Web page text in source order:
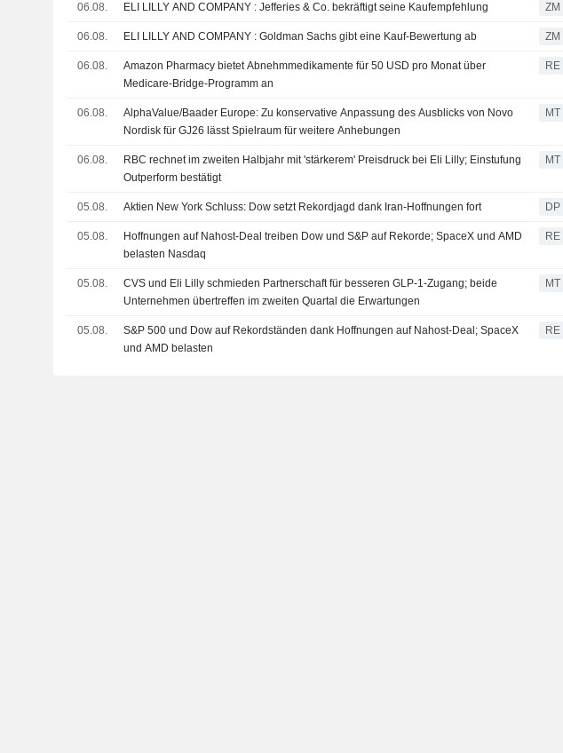
06.08. ELI LILLY AND COMPANY : Jefferies & Co. bekräftigt seine Kaufempfehlung ZM
06.08. ELI LILLY AND COMPANY : Goldman Sachs gibt eine Kauf-Bewertung ab ZM
06.08.
Amazon Pharmacy bietet Abnehmmedikamente für 50 USD pro Monat über
Medicare-Bridge-Programm an
RE
06.08.
AlphaValue/Baader Europe: Zu konservative Anpassung des Ausblicks von Novo
Nordisk für GJ26 lässt Spielraum für weitere Anhebungen
MT
06.08.
RBC rechnet im zweiten Halbjahr mit 'stärkerem' Preisdruck bei Eli Lilly; Einstufung
Outperform bestätigt
MT
05.08. Aktien New York Schluss: Dow setzt Rekordjagd dank Iran-Hoffnungen fort DP
05.08.
Hoffnungen auf Nahost-Deal treiben Dow und S&P auf Rekorde; SpaceX und AMD
belasten Nasdaq
RE
05.08.
CVS und Eli Lilly schmieden Partnerschaft für besseren GLP-1-Zugang; beide
Unternehmen übertreffen im zweiten Quartal die Erwartungen
MT
05.08.
S&P 500 und Dow auf Rekordständen dank Hoffnungen auf Nahost-Deal; SpaceX
und AMD belasten
RE